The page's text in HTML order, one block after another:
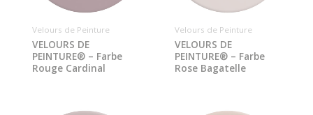
Velours de Peinture
VELOURS DE
PEINTURE® – Farbe
Rouge Cardinal
Velours de Peinture
VELOURS DE
PEINTURE® – Farbe
Rose Bagatelle